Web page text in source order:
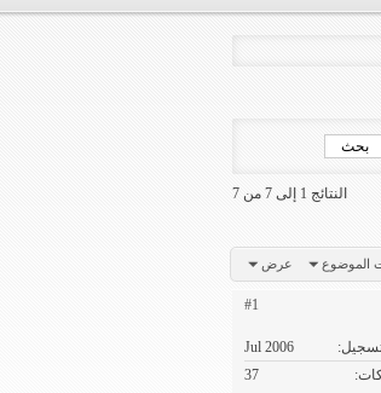
النتائج 1 إلى 7 من 7
الموضوع عرض
#1
Jul 2006
37